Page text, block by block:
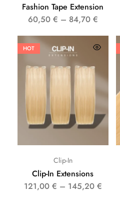
Fashion Tape Extension
60,50 € – 84,70 €
HOT
Clip-In
Clip-In Extensions
121,00 € – 145,20 €